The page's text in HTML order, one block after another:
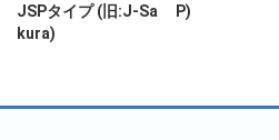
JSPタイプ (旧:J-Sa
kura)
P)